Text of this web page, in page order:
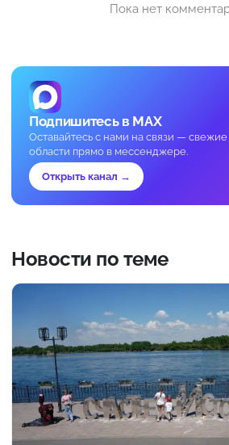
Пока нет
Подпишитесь в MAX
Оставайтесь с нами на связи —
области прямо в мессенджере.
Открыть канал →
Новости по теме